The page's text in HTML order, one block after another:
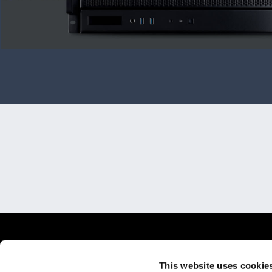
This website uses